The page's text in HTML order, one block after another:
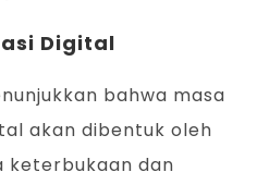
Digital
bahwa masa
akan dibentuk oleh
keterbukaan dan